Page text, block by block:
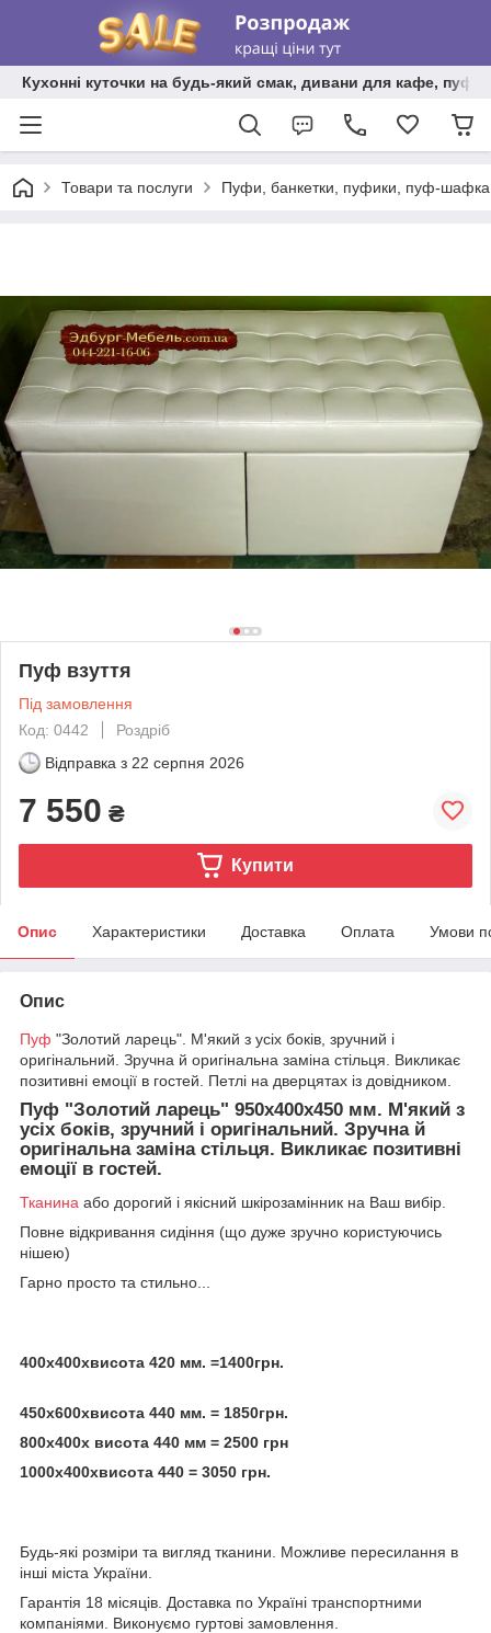
Кухонні куточки на будь-який смак, дивани для кафе,
Товари та послуги Пуфи, банкетки, пуфики, пуф-
Пуф взуття
Під замовлення
Код: 0442
Роздріб
Відправка з 22 серпня 2026
7 550 ₴
Купити
Опис Характеристики Доставка Оплата Умови
Опис
Пуф "Золотий ларець". М'який з усіх боків, зручний і
оригінальний. Зручна й оригінальна заміна стільця. Викликає
позитивні емоції в гостей. Петлі на дверцятах із довідником.
Пуф "Золотий ларець" 950х400х450 мм. М'який з
усіх боків, зручний і оригінальний. Зручна й
оригінальна заміна стільця. Викликає позитивні
емоції в гостей.
Тканина або дорогий і якісний шкірозамінник на Ваш вибір.
Повне відкривання сидіння (що дуже зручно користуючись
нішею)
Гарно просто та стильно...
400х400хвисота 420 мм. =1400грн.
450х600хвисота 440 мм. = 1850грн.
800х400х висота 440 мм = 2500 грн
1000х400хвисота 440 = 3050 грн.
Будь-які розміри та вигляд тканини. Можливе пересилання в
інші міста України.
Гарантія 18 місяців. Доставка по Україні транспортними
компаніями. Виконуємо гуртові замовлення.